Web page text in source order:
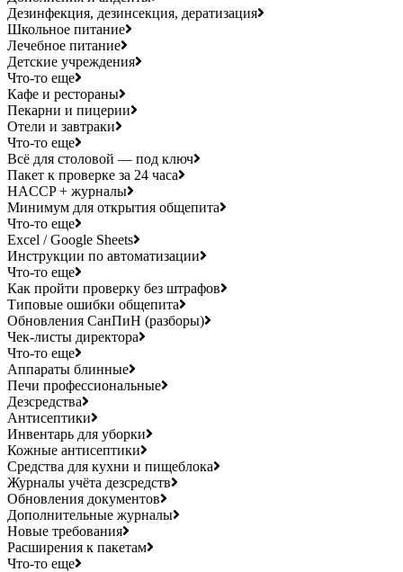
Дезинфекция, дезинсекция, дератизация
Школьное питание
Лечебное питание
Детские учреждения
Что-то еще
Кафе и рестораны
Пекарни и пицерии
Отели и завтраки
Что-то еще
Всё для столовой — под ключ
Пакет к проверке за 24 часа
HACCP + журналы
Минимум для открытия общепита
Что-то еще
Excel / Google Sheets
Инструкции по автоматизации
Что-то еще
Как пройти проверку без штрафов
Типовые ошибки общепита
Обновления СанПиН (разборы)
Чек-листы директора
Что-то еще
Аппараты блинные
Печи профессиональные
Дезсредства
Антисептики
Инвентарь для уборки
Кожные антисептики
Средства для кухни и пищеблока
Журналы учёта дезсредств
Обновления документов
Дополнительные журналы
Новые требования
Расширения к пакетам
Что-то еще